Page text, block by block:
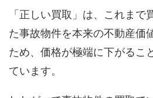
「正しい買取」は、これまで
た事故物件を本来の不動産価
ため、価格が極端に下がるこ
ています。